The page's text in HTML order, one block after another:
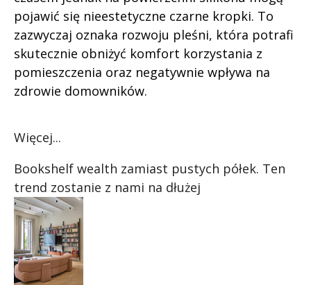
pojawić się nieestetyczne czarne kropki. To
zazwyczaj oznaka rozwoju pleśni, która potrafi
skutecznie obniżyć komfort korzystania z
pomieszczenia oraz negatywnie wpływa na
zdrowie domowników.
Więcej...
Bookshelf wealth zamiast pustych półek. Ten
trend zostanie z nami na dłużej